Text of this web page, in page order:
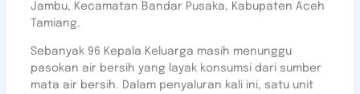
Jambu, Kecamatan Bandar Pusaka, Kabupaten Aceh
Tamiang.
Sebanyak 96 Kepala Keluarga masih menunggu
pasokan air bersih yang layak konsumsi dari sumber
mata air bersih. Dalam penyaluran kali ini, satu unit